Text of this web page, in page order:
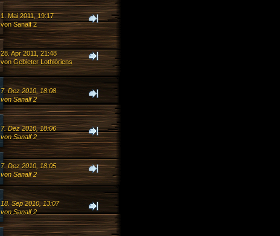
1. Mai 2011, 19:17
von Sanalf 2
28. Apr 2011, 21:48
vonGebieter Lothlóriens
7. Dez 2010, 18:08
von Sanalf 2
7. Dez 2010, 18:06
von Sanalf 2
7. Dez 2010, 18:05
von Sanalf 2
18. Sep 2010, 13:07
von Sanalf 2